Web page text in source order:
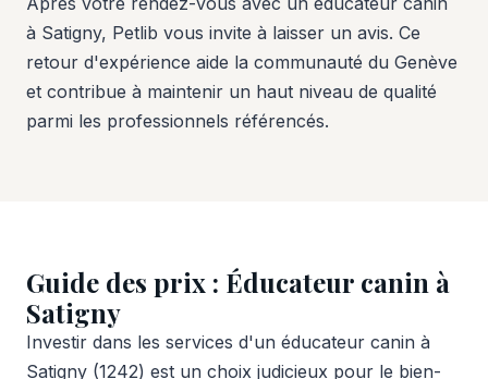
à Satigny, Petlib vous invite à laisser un avis. Ce
retour d'expérience aide la communauté du Genève
et contribue à maintenir un haut niveau de qualité
parmi les professionnels référencés.
Guide des prix : Éducateur canin à
Satigny
Investir dans les services d'un éducateur canin à
Satigny (1242) est un choix judicieux pour le bien-